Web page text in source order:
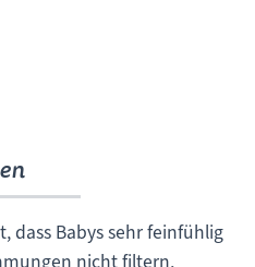
dass Babys sehr feinfühlig
nicht filtern,